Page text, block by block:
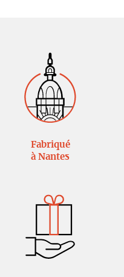
Fabriqué
à Nantes